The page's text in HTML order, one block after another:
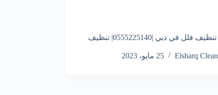
شركه تنظيف فلل في دبي |0555225140| تنظيف
Elsharq Clean
25 مايو، 2023